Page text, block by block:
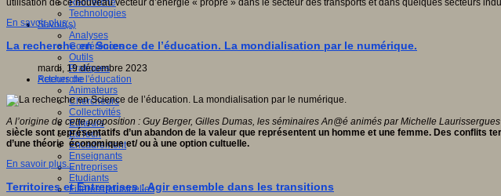
Recherche
Technologies
Savoir(s)
Analyses
Conférences
Outils
Pratiques
Acteurs de l'éducation
Animateurs
Chercheurs
Collectivités
Editeurs
EdTech
Encadrement
Enseignants
Entreprises
Etudiants
Filières industrielles
utilisation de ce nouveau vecteur d’énergie « propre » dans le secteur des transports et dans quelques secteurs
En savoir plus...
La recherche en Science de l’éducation. La mondialisation par le numérique.
mardi, 19 décembre 2023
Recherche
A l’origine de cette proposition : Guy Berger, Gilles Dumas, les séminaires An@é animés par Michelle
siècle sont représentatifs d’un abandon de la valeur que représentent un homme et une femme. Des conflits
d’une théorie économique et/ ou à une option cultuelle.
En savoir plus...
Territoires et Entreprises : Agir ensemble dans les transitions